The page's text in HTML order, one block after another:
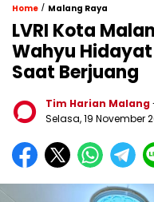
Home / Malang Raya
LVRI Kota
Wahyu
Saat Berjuang
Tim Harian Malang
Selasa, 19 November